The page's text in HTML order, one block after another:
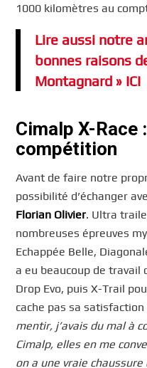
1000 kilomètres au
Lire aussi notre
bonnes raisons
Montagnard » ICI
Cimalp X-Race
compétition
Avant de faire notre
possibilité d’échanger
Florian Olivier. Ultra
nombreuses épreuves
Echappée Belle,
a eu beaucoup de travail
Drop Evo, puis X-Trail
cache pas sa satisfaction
mentir, j’avais du mal à
Cimalp, elles en me
on a une vraie